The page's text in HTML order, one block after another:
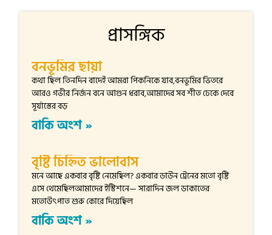
প্রাসঙ্গিক
বনভূমির ছায়া
কথা ছিল তিনদিন বাদেই আমরা পিকনিকে যাব,বনভূমির ভিতরে
আরও গভীর নির্জন বনে আগুন ধরাব,আমাদের সব শীত ঢেকে দেবে
সূর্যাস্তের বড়
বাকি অংশ »
বৃষ্টি চিহ্নিত ভালোবাস
মনে আছে একবার বৃষ্টি নেমেছিল? একবার ডাউন ট্রেনের মতো বৃষ্টি
এসে থেমেছিলআমাদের ইস্টিশনে— সারাদিন জল ডাকাতের
মতোউৎপাত শুরু কোরে দিয়েছিল
বাকি অংশ »